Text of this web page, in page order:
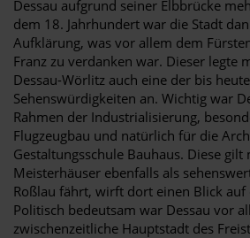
Dessau aufgrund seiner Elbbrücke
dem 18. Jahrhundert war die Stadt
Aufklärung, was vor allem dem
Franz zu verdanken war. Dieser legte
Dessau-Wörlitz auch eine der bis
Sehenswürdigkeiten an. Wichtig war
Rahmen der Industrialisierung,
Flugzeugbau und natürlich für die
Gestaltungsschule Bauhaus. Diese
Meisterhäuser ebenfalls als
Roßlau fährt, wirft dort einen Blick auf
Politisch bedeutsam war Dessau vor
zwischenzeitliche Hauptstadt des